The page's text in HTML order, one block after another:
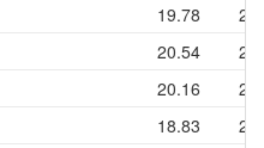
19.78
20.54
20.16
18.83